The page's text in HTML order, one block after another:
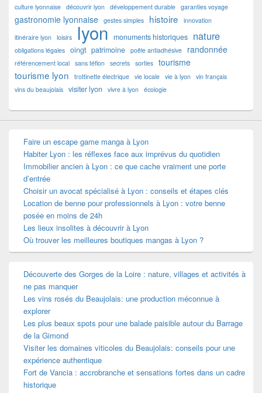
culture lyonnaise découvrir lyon développement durable garanties voyage
gastronomie lyonnaise gestes simples histoire
innovation
itinéraire lyon loisirs lyon monuments historiques nature
obligations légales oingt patrimoine poêle antiadhésive randonnée
référencement local sans téflon secrets sorties tourisme
tourisme lyon trottinette électrique vie locale vie à lyon vin français
vins du beaujolais visiter lyon vivre à lyon écologie
Faire un escape game manga à Lyon
Habiter Lyon : les réflexes face aux imprévus du quotidien
Immobilier ancien à Lyon : ce que cache vraiment une porte
d’entrée
Choisir un avocat spécialisé à Lyon : conseils et étapes clés
Location de benne pour professionnels à Lyon : votre benne
posée en moins de 24h
Les lieux insolites à découvrir à Lyon
Où trouver les meilleures boutiques mangas à Lyon ?
Découverte des Gorges de la Loire : nature, villages et activités à
ne pas manquer
Les vins rosés du Beaujolais: une production méconnue à
explorer
Les plus beaux spots pour une balade paisible autour du Barrage
de la Gimond
Visiter les domaines viticoles du Beaujolais: conseils pour une
expérience authentique
Fort de Vancia : accrobranche et sensations fortes dans un cadre
historique